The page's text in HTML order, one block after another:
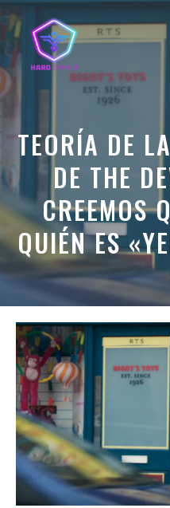
Saltar
al
contenido
TEORÍA DE
DE THE
CREEMOS
QUIÉN ES